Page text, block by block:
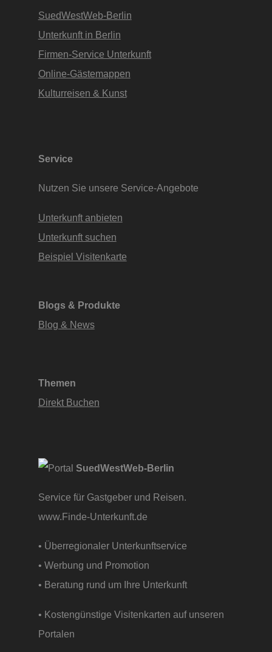
SuedWestWeb-Berlin
Unterkunft in Berlin
Firmen-Service Unterkunft
Online-Gästemappen
Kulturreisen & Kunst
Service
Nutzen Sie unsere Service-Angebote
Unterkunft anbieten
Unterkunft suchen
Beispiel Visitenkarte
Blogs & Produkte
Blog & News
Themen
Direkt Buchen
SuedWestWeb-Berlin
Service für Gastgeber und Reisen.
www.Finde-Unterkunft.de
• Überregionaler Unterkunftservice
• Werbung und Promotion
• Beratung rund um Ihre Unterkunft
• Kostengünstige Visitenkarten auf unseren
Portalen